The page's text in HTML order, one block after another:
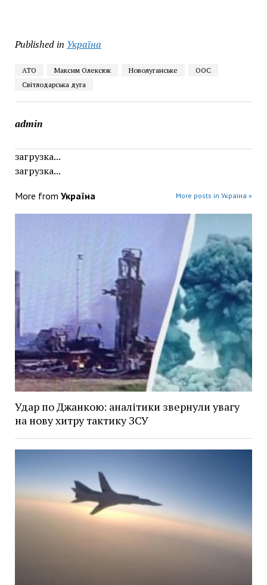
Published in Україна
АТО Максим Олексюк Новолуганське
ООС
Світлодарська дуга
admin
загрузка...
загрузка...
More from Україна More posts in Україна »
Удар по Джанкою: аналітики звернули увагу
на нову хитру тактику ЗСУ